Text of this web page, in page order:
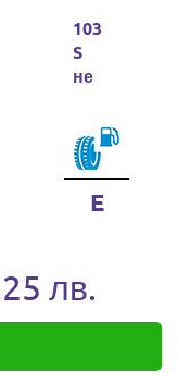
103
S
не
E
лв.